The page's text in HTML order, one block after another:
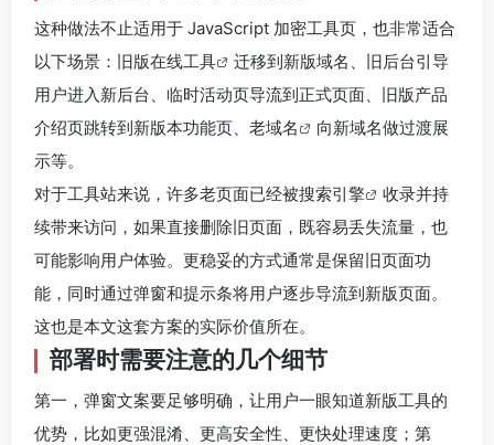
这种做法不止适用于 JavaScript 加密工具页，也非常适合
以下场景：旧版在线工具
迁移到新版域名、旧后台引导
用户进入新后台、临时活动页导流到正式页面、旧版产品
介绍页跳转到新版本功能页、 老域名
向新域名做过渡展
示等。
对于工具站来说，许多老页面已经被搜索引擎
收录并持
续带来访问，如果直接删除旧页面，既容易丢失流量，也
可能影响用户体验。更稳妥的方式通常是保留旧页面功
能，同时通过弹窗和提示条将用户逐步导流到新版页面。
这也是本文这套方案的实际价值所在。
部署时需要注意的几个细节
第一，弹窗文案要足够明确，让用户一眼知道新版工具的
优势，比如更强混淆、更高安全性、更快处理速度；第